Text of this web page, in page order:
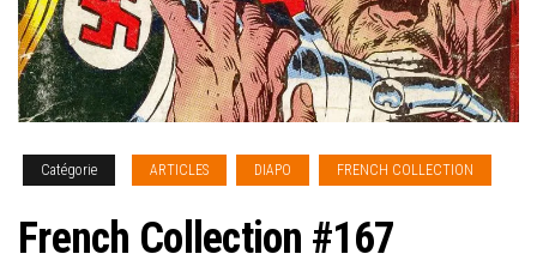
Catégorie ARTICLES DIAPO FRENCH COLLECTION
French Collection #167